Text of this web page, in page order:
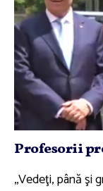
Profesorii
,,Vedeţi, până şi